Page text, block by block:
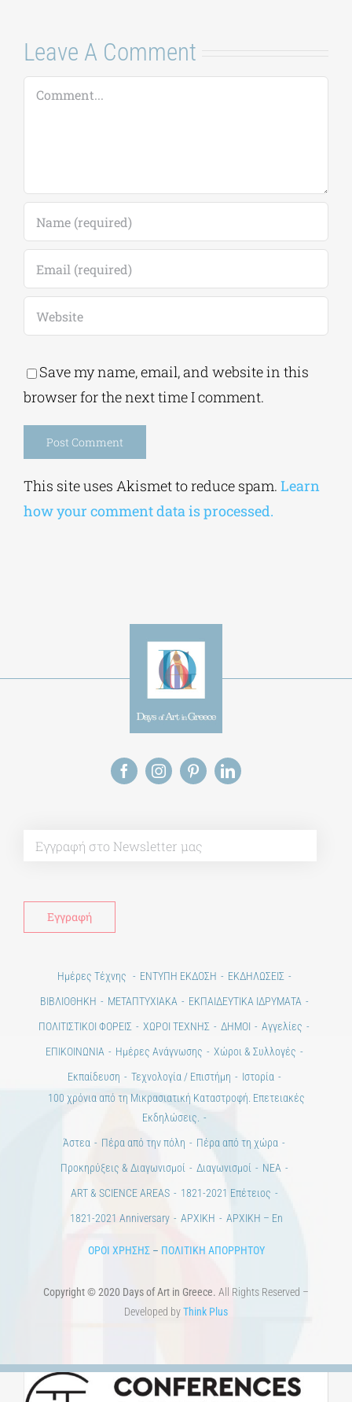
browser for the next time I comment.
how your comment data is processed.
ΒΙΒΛΙΟΘΗΚΗ
ΜΕΤΑΠΤΥΧΙΑΚΑ
ΕΚΠΑΙΔΕΥΤΙΚΑ ΙΔΡΥΜΑΤΑ
ΠΟΛΙΤΙΣΤΙΚΟΙ ΦΟΡΕΙΣ
ΧΩΡΟΙ ΤΕΧΝΗΣ ΔΗΜΟΙ
Αγγελίες
ΕΠΙΚΟΙΝΩΝΙΑ
Ημέρες Ανάγνωσης
Χώροι & Συλλογές
Εκπαίδευση
Τεχνολογία / Επιστήμη
Ιστορία
100 χρόνια από τη Μικρασιατική Καταστροφή. Επετειακές
Εκδηλώσεις.
Πέρα από την πόλη
Πέρα από τη χώρα
Προκηρύξεις & Διαγωνισμοί
Διαγωνισμοί
ΝΕΑ
ART & SCIENCE AREAS
1821-2021 Επέτειος
1821-2021 Anniversary
ΑΡΧΙΚΗ ΑΡΧΙΚΗ – En
Developed by Think Plus